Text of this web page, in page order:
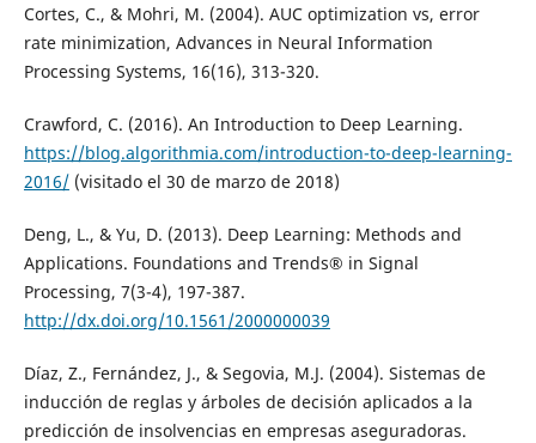
Cortes, C., & Mohri, M. (2004). AUC optimization vs, error
rate minimization, Advances in Neural Information
Processing Systems, 16(16), 313-320.
Crawford, C. (2016). An Introduction to Deep Learning.
https://blog.algorithmia.com/introduction-to-deep-learning-
2016/(visitado el 30 de marzo de 2018)
Deng, L., & Yu, D. (2013). Deep Learning: Methods and
Applications. Foundations and Trends® in Signal
Processing, 7(3-4), 197-387.
http://dx.doi.org/10.1561/2000000039
Díaz, Z., Fernández, J., & Segovia, M.J. (2004). Sistemas de
inducción de reglas y árboles de decisión aplicados a la
predicción de insolvencias en empresas aseguradoras.